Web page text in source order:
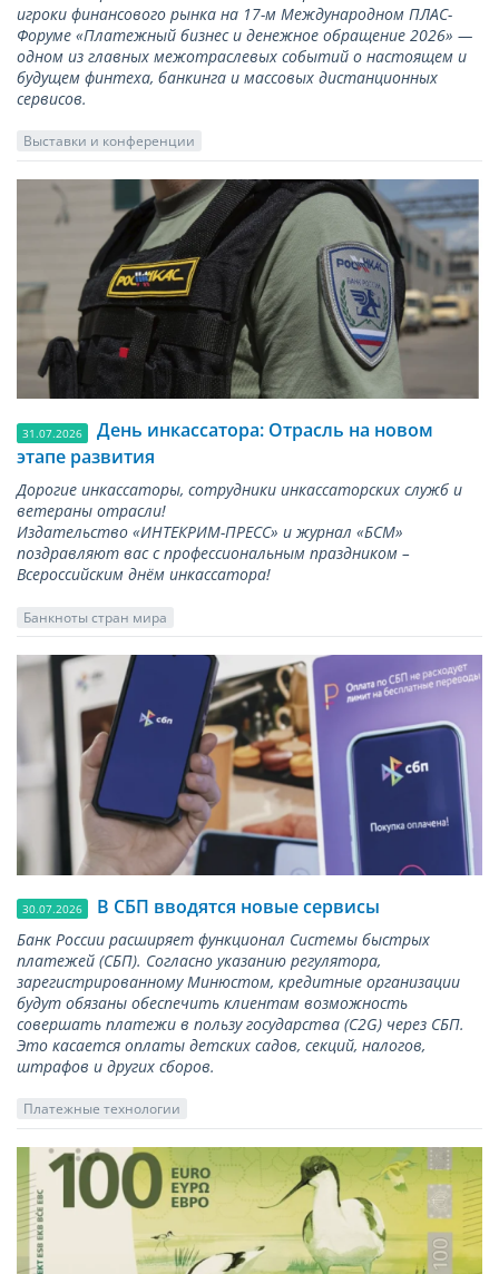
игроки финансового рынка на 17-м Международном ПЛАС-
Форуме «Платежный бизнес и денежное обращение 2026» —
одном из главных межотраслевых событий о настоящем и
будущем финтеха, банкинга и массовых дистанционных
сервисов.
Выставки и конференции
31.07.2026
День инкассатора: Отрасль на новом
этапе развития
Дорогие инкассаторы, сотрудники инкассаторских служб и
ветераны отрасли!
Издательство «ИНТЕКРИМ-ПРЕСС» и журнал «БСМ»
поздравляют вас с профессиональным праздником –
Всероссийским днём инкассатора!
Банкноты стран мира
30.07.2026 В СБП вводятся новые сервисы
Банк России расширяет функционал Системы быстрых
платежей (СБП). Согласно указанию регулятора,
зарегистрированному Минюстом, кредитные организации
будут обязаны обеспечить клиентам возможность
совершать платежи в пользу государства (С2G) через СБП.
Это касается оплаты детских садов, секций, налогов,
штрафов и других сборов.
Платежные технологии